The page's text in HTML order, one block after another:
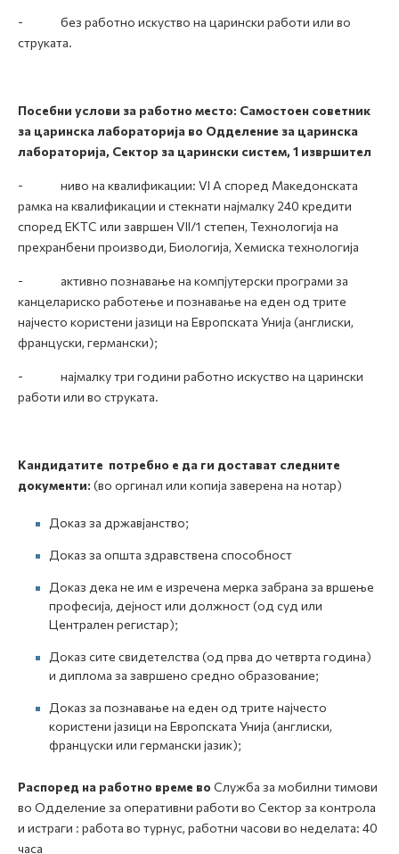
- без работно искуство на царински работи или во
струката.
Посебни услови за работно место: Самостоен советник
за царинска лабораторија во Одделение за царинска
лабораторија, Сектор за царински систем, 1 извршител
- ниво на квалификации: VI А според Македонската
рамка на квалификации и стекнати најмалку 240 кредити
според ЕКТС или завршен VII/1 степен, Технологија на
прехранбени производи, Биологија, Хемиска технологија
- активно познавање на компјутерски програми за
канцелариско работење и познавање на еден од трите
најчесто користени јазици на Европската Унија (англиски,
француски, германски);
- најмалку три години работно искуство на царински
работи или во струката.
Кандидатите потребно е да ги достават следните
документи: (во оргинал или копија заверена на нотар)
Доказ за државјанство;
Доказ за општа здравствена способност
Доказ дека не им е изречена мерка забрана за вршење
професија, дејност или должност (од суд или
Централен регистар);
Доказ сите свидетелства (од прва до четврта година)
и диплома за завршено средно образование;
Доказ за познавање на еден од трите најчесто
користени јазици на Европската Унија (англиски,
француски или германски јазик);
Распоред на работно време во Служба за мобилни тимови
во Одделение за оперативни работи во Сектор за контрола
и истраги : работа во турнус, работни часови во неделата: 40
часа